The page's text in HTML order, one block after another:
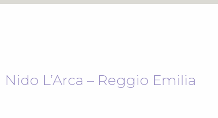
Nido L’Arca – Reggio Emilia